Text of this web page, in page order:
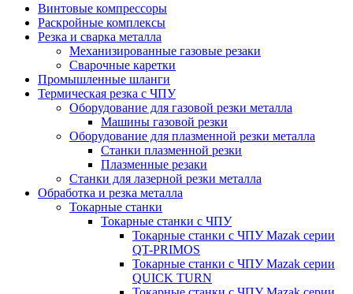
Винтовые компрессоры
Раскройные комплексы
Резка и сварка металла
Механизированные газовые резаки
Сварочные каретки
Промышленные шланги
Термическая резка с ЧПУ
Оборудование для газовой резки металла
Машины газовой резки
Оборудование для плазменной резки металла
Станки плазменной резки
Плазменные резаки
Станки для лазерной резки металла
Обработка и резка металла
Токарные станки
Токарные станки с ЧПУ
Токарные станки с ЧПУ Mazak серии
QT-PRIMOS
Токарные станки с ЧПУ Mazak серии
QUICK TURN